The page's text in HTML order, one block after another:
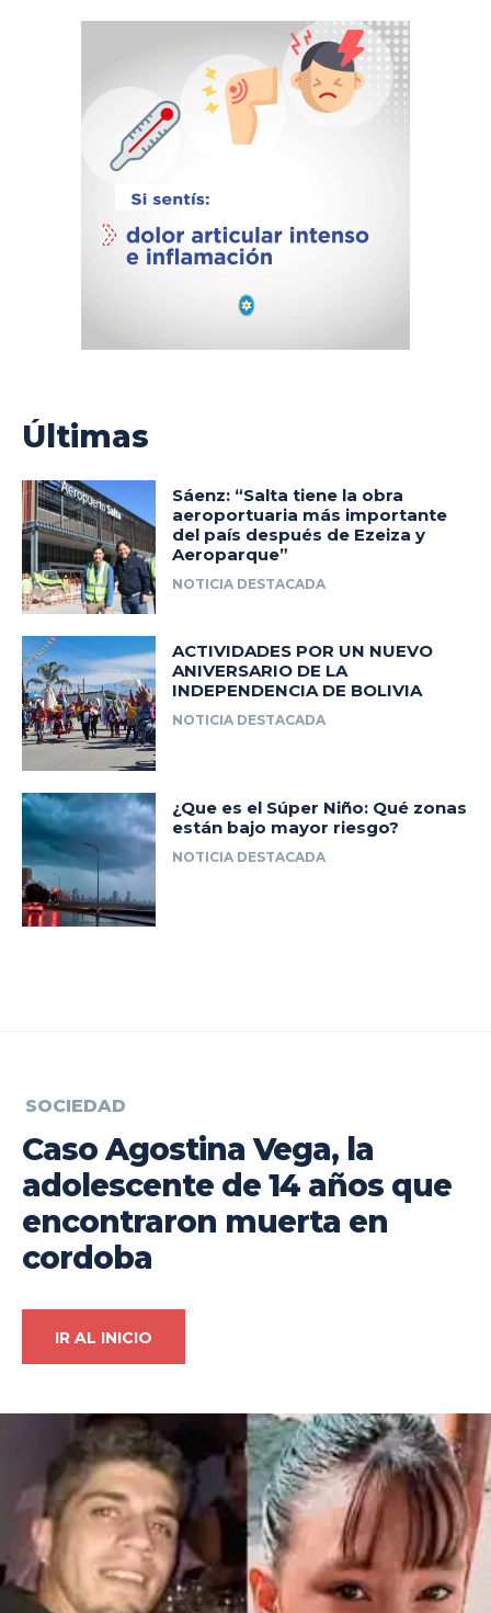
Últimas
Sáenz: “Salta tiene la obra
aeroportuaria más importante
del país después de Ezeiza y
Aeroparque”
NOTICIA DESTACADA
ACTIVIDADES POR UN NUEVO
ANIVERSARIO DE LA
INDEPENDENCIA DE BOLIVIA
NOTICIA DESTACADA
¿Que es el Súper Niño: Qué zonas
están bajo mayor riesgo?
NOTICIA DESTACADA